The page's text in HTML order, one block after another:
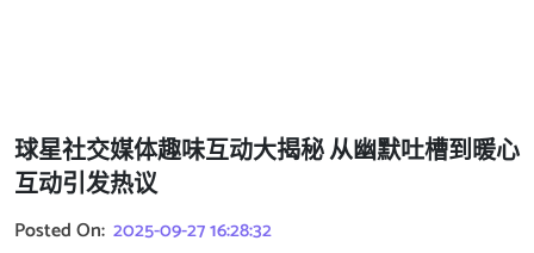
球星社交媒体趣味互动大揭秘 从幽默吐槽到暖心
互动引发热议
Posted On: 2025-09-27 16:28:32